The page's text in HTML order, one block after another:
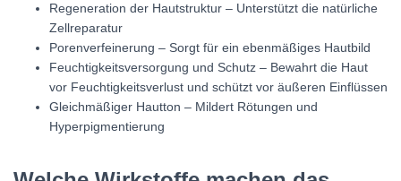
Regeneration der Hautstruktur – Unterstützt die natürliche
Zellreparatur
Porenverfeinerung – Sorgt für ein ebenmäßiges Hautbild
Feuchtigkeitsversorgung und Schutz – Bewahrt die Haut
vor Feuchtigkeitsverlust und schützt vor äußeren Einflüssen
Gleichmäßiger Hautton – Mildert Rötungen und
Hyperpigmentierung